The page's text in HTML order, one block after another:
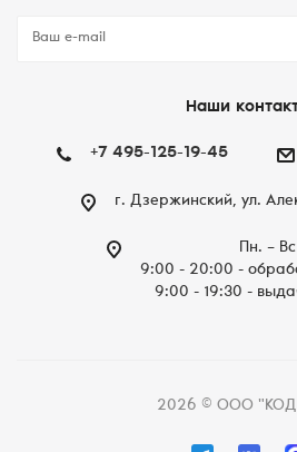
Наши
+7 495-125-19-45
г. Дзержинский, ул.
Пн. – Вc
9:00 - 20:00 -
9:00 - 19:30 -
2026 © ООО